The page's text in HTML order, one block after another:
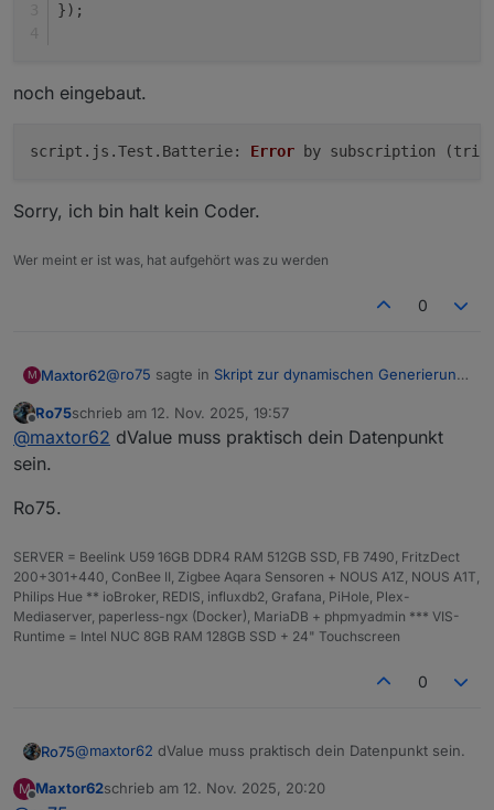
});
noch eingebaut.
script. js .Test . Batterie: Error by subscription
Sorry, ich bin halt kein Coder.
Wer meint er ist was, hat aufgehört was zu werden
0
M Maxtor62@ro75 sagte in Skript zur dynamischen Generierung
@maxtor62schaue bitte Post #20.
});
noch eingebaut.
Sorry, ich bin halt kein Coder.
Offline
Ro75schrieb am 12. Nov. 2025, 19:57
zuletzt editiert von
@maxtor62 dValue muss praktisch dein Datenpunkt
sein.
Ro75.
SERVER = Beelink U59 16GB DDR4 RAM 512GB SSD, FB 7490, FritzDect
200+301+440, ConBee II, Zigbee Aqara Sensoren + NOUS A1Z, NOUS A1T,
Philips Hue ** ioBroker, REDIS, influxdb2, Grafana, PiHole, Plex-
Mediaserver, paperless-ngx (Docker), MariaDB + phpmyadmin *** VIS-
Runtime = Intel NUC 8GB RAM 128GB SSD + 24" Touchscreen
0
Ro75@maxtor62 dValue muss praktisch dein Datenpunkt sein.
Ro75.
M
Offline
Maxtor62schrieb am 12. Nov. 2025, 20:20
zuletzt editiert von